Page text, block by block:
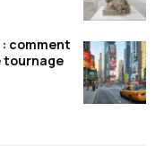
: comment
tournage